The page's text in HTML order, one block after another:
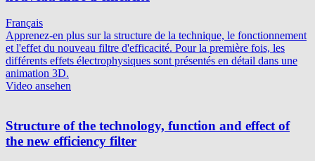
Français
Apprenez-en plus sur la structure de la technique, le fonctionnement
et l'effet du nouveau filtre d'efficacité. Pour la première fois, les
différents effets électrophysiques sont présentés en détail dans une
animation 3D.
Video ansehen
Structure of the technology, function and effect of
the new efficiency filter